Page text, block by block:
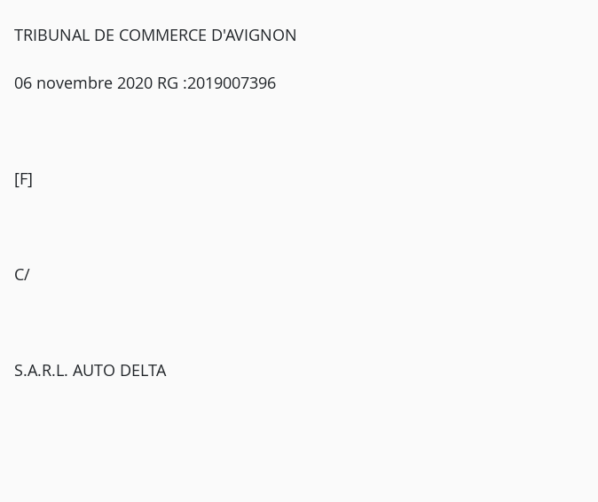
TRIBUNAL DE COMMERCE D'AVIGNON
06 novembre 2020 RG :2019007396
[F]
C/
S.A.R.L. AUTO DELTA